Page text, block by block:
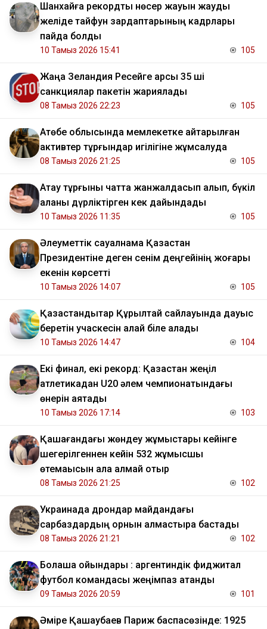
Шанхайға рекордтық нөсер жауын жауды
желіде тайфун зардаптарының кадрлары
пайда болды
10 Тамыз 2026 15:41 105
Жаңа Зеландия Ресейге қарсы 35 ші
санкциялар пакетін жариялады
08 Тамыз 2026 22:23 105
​Ақтөбе облысында мемлекетке қайтарылған
активтер тұрғындар игілігіне жұмсалуда
08 Тамыз 2026 21:25 105
Ақтау тұрғыны чатта жанжалдасып қалып, бүкіл
қаланы дүрліктірген кек дайындады
10 Тамыз 2026 11:35 105
Әлеуметтік сауалнама Қазақстан
Президентіне деген сенім деңгейінің жоғары
екенін көрсетті
10 Тамыз 2026 14:07 105
Қазақстандықтар Құрылтай сайлауында дауыс
беретін учаскесін қалай біле алады
10 Тамыз 2026 14:47 104
Екі финал, екі рекорд: Қазақстан жеңіл
атлетикадан U20 әлем чемпионатындағы
өнерін аяқтады
10 Тамыз 2026 17:14 103
Қашағандағы жөндеу жұмыстары кейінге
шегерілгеннен кейін 532 жұмысшы
өтемақысын ала алмай отыр
08 Тамыз 2026 21:25 102
Украинада дрондар майдандағы
сарбаздардың орнын алмастыра бастады
08 Тамыз 2026 21:21 102
Болашақ ойындары : аргентиндік фиджитал
футбол командасы жеңімпаз атанды
09 Тамыз 2026 20:59 101
Әміре Қашаубаев Париж баспасөзінде: 1925